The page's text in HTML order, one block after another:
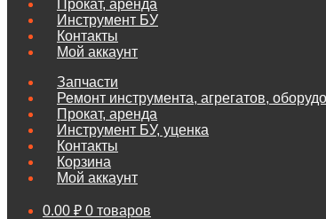
Прокат, аренда
Инструмент БУ
Контакты
Мой аккаунт
Запчасти
Ремонт инструмента, агрегатов,
Прокат, аренда
Инструмент БУ, уценка
Контакты
Корзина
Мой аккаунт
0.00 ₽ 0 товаров